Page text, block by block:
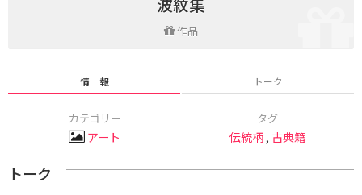
波紋集
作品
情 報 トーク
カテゴリー
アート
タグ
伝統柄, 古典籍
トーク